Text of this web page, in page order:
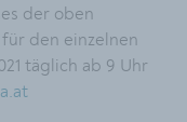
der oben
den einzelnen
täglich ab 9 Uhr